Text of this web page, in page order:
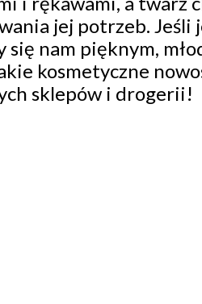
jej potrzeb. Jeśli
nam pięknym,
kosmetyczne
sklepów i drogerii!